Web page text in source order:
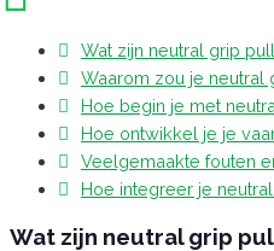
Wat zijn neutral grip
Waarom zou je neutral
Hoe begin je met
Hoe ontwikkel je je
Veelgemaakte fouten
Hoe integreer je
Wat zijn neutral grip